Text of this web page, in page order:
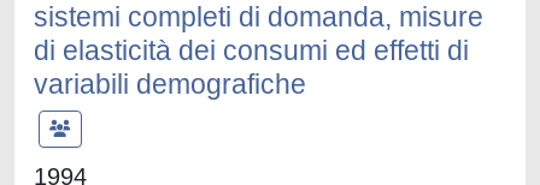
sistemi completi di domanda, misure
di elasticità dei consumi ed effetti di
variabili demografiche
1994